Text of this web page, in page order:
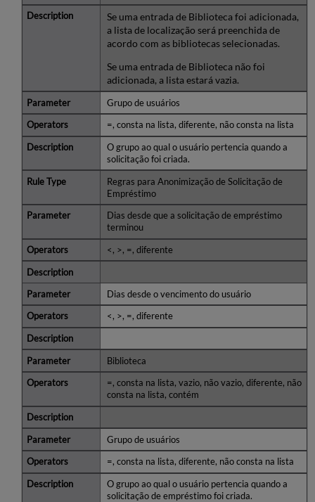
Se uma entrada de Biblioteca foi adicionada,
a lista de localização será preenchida de
acordo com as bibliotecas selecionadas.
Se uma entrada de Biblioteca não foi
adicionada, a lista estará vazia.
Grupo de usuários
=, consta na lista, diferente, não consta na lista
O grupo ao qual o usuário pertencia quando a
solicitação foi criada.
Regras para Anonimização de Solicitação de
Empréstimo
Dias desde que a solicitação de empréstimo
terminou
<, >, =, diferente
Dias desde o vencimento do usuário
<, >, =, diferente
Biblioteca
=, consta na lista, vazio, não vazio, diferente, não
consta na lista, contém
Grupo de usuários
=, consta na lista, diferente, não consta na lista
O grupo ao qual o usuário pertencia quando a
solicitação de empréstimo foi criada.